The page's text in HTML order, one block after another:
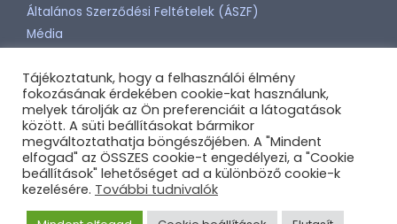
Általános Szerződési Feltételek (ÁSZF)
Média
Copyright © 2026 Nessie
Tájékoztatunk, hogy a felhasználói élmény
fokozásának érdekében cookie-kat használunk,
melyek tárolják az Ön preferenciáit a látogatások
között. A süti beállításokat bármikor
megváltoztathatja böngészőjében. A "Mindent
elfogad" az ÖSSZES cookie-t engedélyezi, a "Cookie
beállítások" lehetőséget ad a különböző cookie-k
kezelésére. További tudnivalók